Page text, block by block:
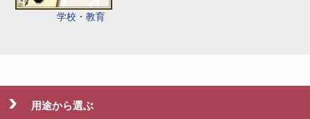
学校・教育
用途から選ぶ